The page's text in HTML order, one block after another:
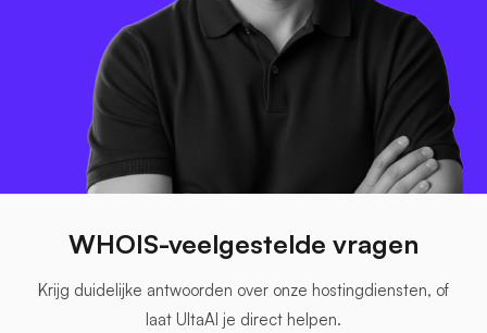
WHOIS-veelgestelde vragen
Krijg duidelijke antwoorden over onze hostingdiensten, of
laat UltaAI je direct helpen.